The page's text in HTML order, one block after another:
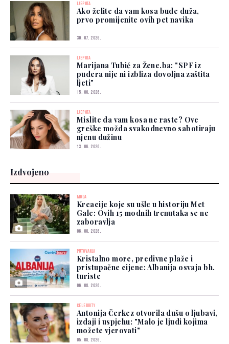
LJEPOTA
Ako želite da vam kosa bude duža,
prvo promijenite ovih pet navika
30. 07. 2026.
LJEPOTA
Marijana Tubić za Žene.ba: "SPF iz
pudera nije ni izbliza dovoljna zaštita
ljeti"
15. 06. 2026.
LJEPOTA
Mislite da vam kosa ne raste? Ove
greške možda svakodnevno sabotiraju
njenu dužinu
13. 06. 2026.
Izdvojeno
MODA
Kreacije koje su ušle u historiju Met
Gale: Ovih 15 modnih trenutaka se ne
zaboravlja
06. 08. 2026.
PUTOVANJA
Kristalno more, predivne plaže i
pristupačne cijene: Albanija osvaja bh.
turiste
06. 08. 2026.
CELEBRITY
Antonija Čerkez otvorila dušu o ljubavi,
izdaji i uspjehu: "Malo je ljudi kojima
možete vjerovati"
05. 08. 2026.